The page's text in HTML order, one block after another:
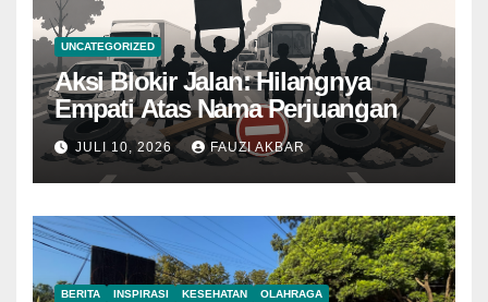
UNCATEGORIZED
Aksi Blokir Jalan: Hilangnya
Empati Atas Nama Perjuangan
JULI 10, 2026 FAUZI AKBAR
BERITA INSPIRASI KESEHATAN OLAHRAGA